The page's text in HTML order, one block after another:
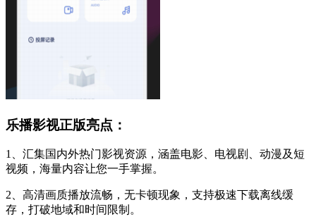
乐播影视正版亮点：
1、汇集国内外热门影视资源，涵盖电影、电视剧、动漫及短
视频，海量内容让您一手掌握。
2、高清画质播放流畅，无卡顿现象，支持极速下载离线缓
存，打破地域和时间限制。